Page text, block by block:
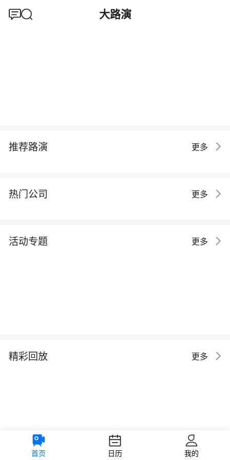
大路演
推荐路演 更多
热门公司 更多
活动专题 更多
精彩回放 更多
首页 日历 我的